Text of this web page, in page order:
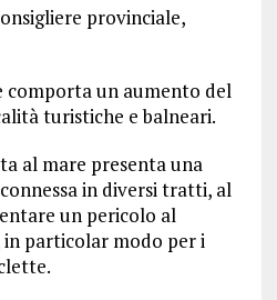
provinciale,
comporta un aumento del
turistiche e balneari.
al mare presenta una
in diversi tratti, al
un pericolo al
particolar modo per i